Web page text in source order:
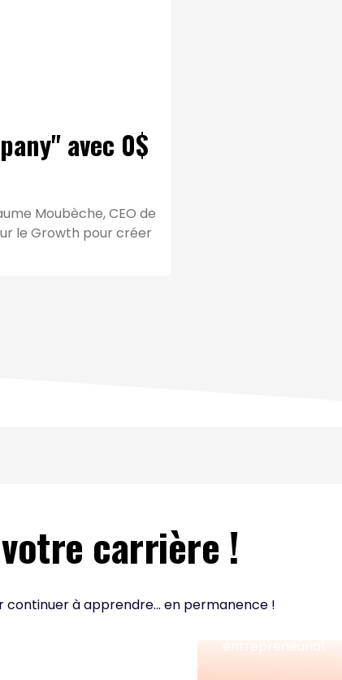
avec 0$
Moubèche, CEO de
le Growth pour créer
carrière !
continuer à apprendre... en permanence !
Nos
entrepreneurial.